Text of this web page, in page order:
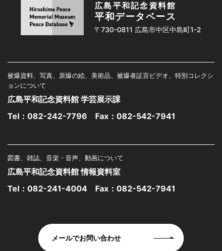
広島平和記念資料館
平和データベース
〒730-0811 広島市中区中島町1-2
被爆資料、写真、原爆の絵、美術品、被爆者証言ビデオ、特別コレクシ
ョンについて
広島平和記念資料館 学芸展示課
Tel： 082-242-7796 Fax：082-542-7941
図書、雑誌、音楽・音声、動画について
広島平和記念資料館 情報資料室
Tel： 082-241-4004 Fax：082-542-7941
メールでお問い合わせ